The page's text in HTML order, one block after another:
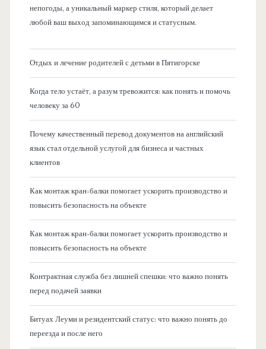
непогоды, а уникальный маркер стиля, который делает
любой ваш выход запоминающимся и статусным.
Отдых и лечение родителей с детьми в Пятигорске
Когда тело устаёт, а разум тревожится: как понять и помочь
человеку за 60
Почему качественный перевод документов на английский
язык стал отдельной услугой для бизнеса и частных
клиентов
Как монтаж кран-балки помогает ускорить производство и
повысить безопасность на объекте
Как монтаж кран-балки помогает ускорить производство и
повысить безопасность на объекте
Контрактная служба без лишней спешки: что важно понять
перед подачей заявки
Битуах Леуми и резидентский статус: что важно понять до
переезда и после него